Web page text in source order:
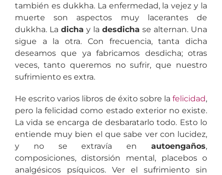
también es dukkha. La enfermedad, la vejez y la
muerte son aspectos muy lacerantes de
dukkha. La dicha y ladesdicha se alternan. Una
sigue a la otra. Con frecuencia, tanta dicha
deseamos que ya fabricamos desdicha; otras
veces, tanto queremos no sufrir, que nuestro
sufrimiento es extra.
He escrito varios libros de éxito sobre lafelicidad,
pero la felicidad como estado exterior no existe.
La vida se encarga de desbaratarlo todo. Esto lo
entiende muy bien el que sabe ver con lucidez,
y no se extravía enautoengaños,
composiciones, distorsión mental, placebos o
analgésicos psíquicos. Ver el sufrimiento sin